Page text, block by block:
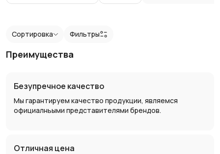
Сортировка Фильтры
Преимущества
Безупречное качество
Мы гарантируем качество продукции, являемся
официалньыми представителями брендов.
Отличная цена